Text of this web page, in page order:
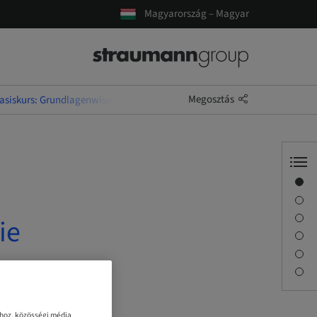
Magyarország – Magyar
Grundlagenwissen zum Einstieg in die Aligner-Therapie
Megosztás